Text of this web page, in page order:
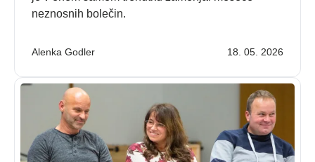
neznosnih bolečin.
Alenka Godler 18. 05. 2026